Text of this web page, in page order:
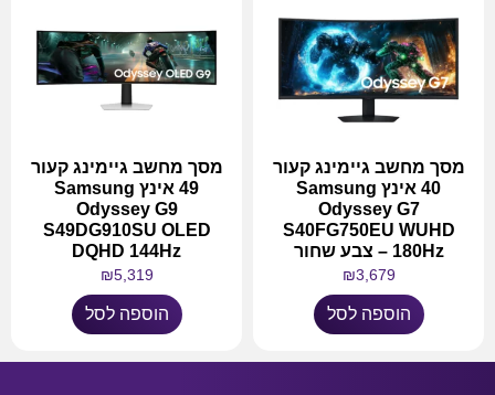
מסך מחשב גיימינג קעור
40 אינץ Samsung
Odyssey G7
S40FG750EU WUHD
180Hz – צבע שחור
₪3,679
הוספה לסל
מסך מחשב גיימינג קעור
49 אינץ Samsung
Odyssey G9
S49DG910SU OLED
DQHD 144Hz
₪5,319
הוספה לסל